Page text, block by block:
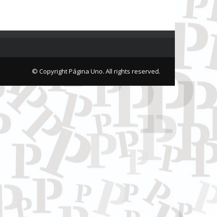
© Copyright Página Uno. All rights reserved.